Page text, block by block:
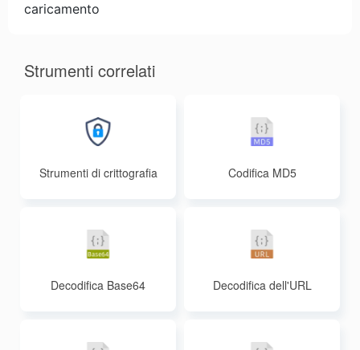
caricamento
Strumenti correlati
Strumenti di crittografia Codifica MD5
Decodifica Base64 Decodifica dell'URL